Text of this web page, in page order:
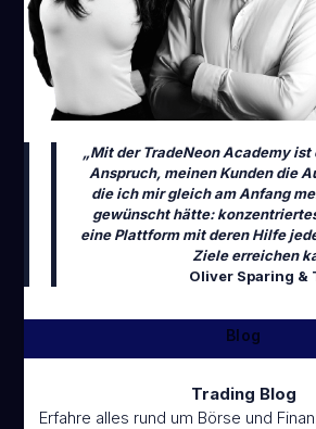
„Mit der TradeNeon Academy
Anspruch, meinen Kunden die
die ich mir gleich am Anfang
gewünscht hätte:
eine Plattform mit deren Hilfe
Ziele erreichen
Oliver Sparing &
Blog
Trading Blog
Erfahre alles rund um Börse und